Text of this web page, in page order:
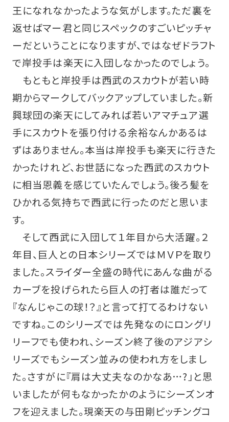
王になれなかったような気がします。ただ裏を
返せばマー君と同じスペックのすごいピッチャ
ーだということになりますが、ではなぜドラフト
で岸投手は楽天に入団しなかったのでしょう。
もともと岸投手は西武のスカウトが若い時
期からマークしてバックアップしていました。新
興球団の楽天にしてみれば若いアマチュア選
手にスカウトを張り付ける余裕なんかあるは
ずはありません。本当は岸投手も楽天に行きた
かったけれど、お世話になった西武のスカウト
に相当恩義を感じていたんでしょう。後ろ髪を
ひかれる気持ちで西武に行ったのだと思いま
す。
そして西武に入団して１年目から大活躍。２
年目、巨人との日本シリーズではＭＶＰを取り
ました。スライダー全盛の時代にあんな曲がる
カーブを投げられたら巨人の打者は誰だって
『なんじゃこの球！？』と言って打てるわけない
ですね。このシリーズでは先発なのにロングリ
リーフでも使われ、シーズン終了後のアジアシ
リーズでもシーズン並みの使われ方をしまし
た。さすがに『肩は大丈夫なのかなあ…?」と思
いましたが何もなかったかのようにシーズンオ
フを迎えました。現楽天の与田剛ピッチングコ